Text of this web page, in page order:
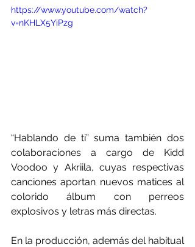
https://www.youtube.com/watch?
v=nKHLX5YiPzg
“Hablando de ti” suma también dos
colaboraciones a cargo de Kidd
Voodoo y Akriila, cuyas respectivas
canciones aportan nuevos matices al
colorido álbum con perreos
explosivos y letras más directas.
En la producción, además del habitual